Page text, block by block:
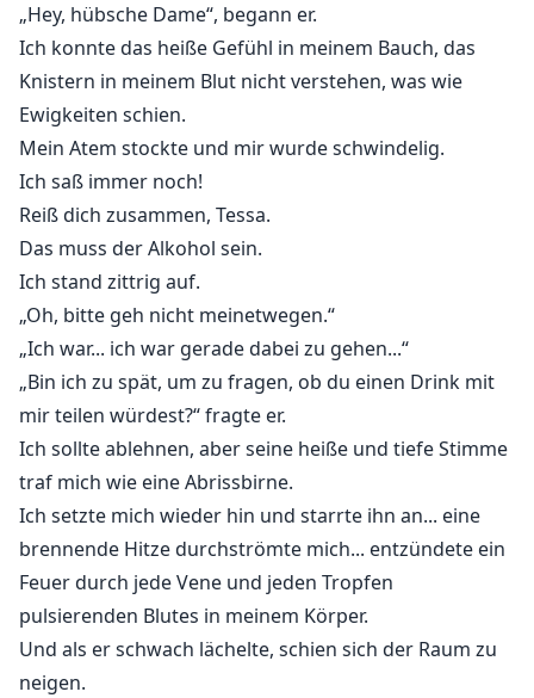
„Hey, hübsche Dame“, begann er.
Ich konnte das heiße Gefühl in meinem Bauch, das
Knistern in meinem Blut nicht verstehen, was wie
Ewigkeiten schien.
Mein Atem stockte und mir wurde schwindelig.
Ich saß immer noch!
Reiß dich zusammen, Tessa.
Das muss der Alkohol sein.
Ich stand zittrig auf.
„Oh, bitte geh nicht meinetwegen.“
„Ich war... ich war gerade dabei zu gehen...“
„Bin ich zu spät, um zu fragen, ob du einen Drink mit
mir teilen würdest?“ fragte er.
Ich sollte ablehnen, aber seine heiße und tiefe Stimme
traf mich wie eine Abrissbirne.
Ich setzte mich wieder hin und starrte ihn an... eine
brennende Hitze durchströmte mich... entzündete ein
Feuer durch jede Vene und jeden Tropfen
pulsierenden Blutes in meinem Körper.
Und als er schwach lächelte, schien sich der Raum zu
neigen.